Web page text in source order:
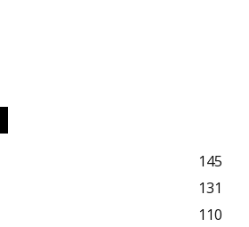
145
131
110